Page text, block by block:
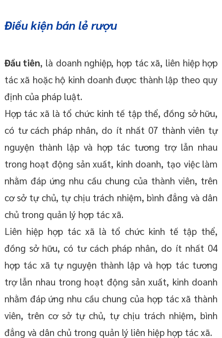
Điều kiện bán lẻ rượu
Đầu tiên, là doanh nghiệp, hợp tác xã, liên hiệp hợp
tác xã hoặc hộ kinh doanh được thành lập theo quy
định của pháp luật.
Hợp tác xã là tổ chức kinh tế tập thể, đồng sở hữu,
có tư cách pháp nhân, do ít nhất 07 thành viên tự
nguyện thành lập và hợp tác tương trợ lẫn nhau
trong hoạt động sản xuất, kinh doanh, tạo việc làm
nhằm đáp ứng nhu cầu chung của thành viên, trên
cơ sở tự chủ, tự chịu trách nhiệm, bình đẳng và dân
chủ trong quản lý hợp tác xã.
Liên hiệp hợp tác xã là tổ chức kinh tế tập thể,
đồng sở hữu, có tư cách pháp nhân, do ít nhất 04
hợp tác xã tự nguyện thành lập và hợp tác tương
trợ lẫn nhau trong hoạt động sản xuất, kinh doanh
nhằm đáp ứng nhu cầu chung của hợp tác xã thành
viên, trên cơ sở tự chủ, tự chịu trách nhiệm, bình
đẳng và dân chủ trong quản lý liên hiệp hợp tác xã.